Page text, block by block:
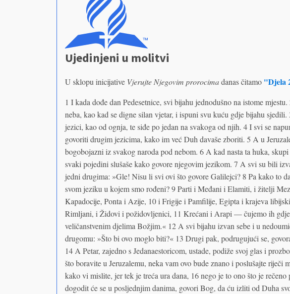
Ujedinjeni u molitvi
U sklopu inicijative Vjerujte Njegovim prorocimadanas čitamo "Djela
1 I kada dođe dan Pedesetnice, svi bijahu jednodušno na istome
neba, kao kad se digne silan vjetar, i ispuni svu kuću gdje bijahu
jezici, kao od ognja, te siđe po jedan na svakoga od njih. 4 I svi se
govoriti drugim jezicima, kako im već Duh davaše zboriti. 5 A u
bogobojazni iz svakog naroda pod nebom. 6 A kad nasta ta huka, skupi
svaki pojedini slušaše kako govore njegovim jezikom. 7 A svi su bili
jedni drugima: »Gle! Nisu li svi ovi što govore Galilejci? 8 Pa kako to
svom jeziku u kojem smo rođeni? 9 Parti i Međani i Elamiti, i žitelji
Kapadocije, Ponta i Azije, 10 i Frigije i Pamfilije, Egipta i krajeva
Rimljani, i Židovi i požidovljenici, 11 Krećani i Arapi — čujemo ih gdje
veličanstvenim djelima Božjim.« 12 A svi bijahu izvan sebe i u
drugomu: »Što bi ovo moglo biti?« 13 Drugi pak, podrugujući se,
14 A Petar, zajedno s Jedanaestoricom, ustade, podiže svoj glas i
što boravite u Jeruzalemu, neka vam ovo bude znano i poslušajte riječi
kako vi mislite, jer tek je treća ura dana, 16 nego je to ono što je
dogodit će se u posljednjim danima, govori Bog, da ću izliti od Duha